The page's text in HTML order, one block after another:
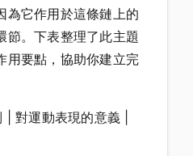
為它作用於這條鏈上的
節。下表整理了此主題
用要點，協助你建立完
| 對運動表現的意義 |